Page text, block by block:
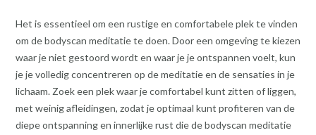
Het is essentieel om een rustige en comfortabele plek te vinden
om de bodyscan meditatie te doen. Door een omgeving te kiezen
waar je niet gestoord wordt en waar je je ontspannen voelt, kun
je je volledig concentreren op de meditatie en de sensaties in je
lichaam. Zoek een plek waar je comfortabel kunt zitten of liggen,
met weinig afleidingen, zodat je optimaal kunt profiteren van de
diepe ontspanning en innerlijke rust die de bodyscan meditatie